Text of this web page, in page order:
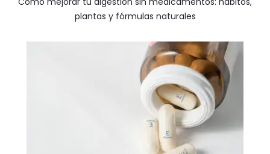
plantas y fórmulas naturales